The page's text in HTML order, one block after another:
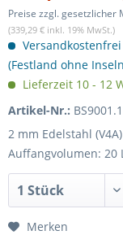
Preise zzgl. gesetzlicher
(339,29 € inkl. 19% MwSt.)
(Festland ohne
Lieferzeit 10 - 12
Artikel-Nr.:
2 mm Edelstahl (V4A)
Auffangvolumen: 20
Merken